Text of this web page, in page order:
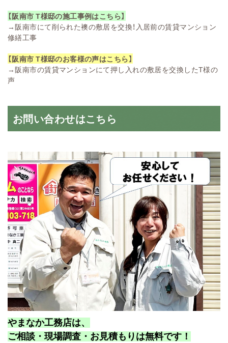
【阪南市 T様邸の施工事例はこちら】
→阪南市にて削られた襖の敷居を交換！入居前の賃貸マンション
修繕工事
【阪南市 T様邸のお客様の声はこちら】
→阪南市の賃貸マンションにて押し入れの敷居を交換したT様の
声
お問い合わせはこちら
やまなか工務店は、
ご相談・現場調査・お見積もりは無料です！